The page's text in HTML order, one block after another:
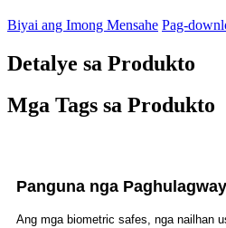
Biyai ang Imong Mensahe Pag-
Detalye sa Produkto
Mga Tags sa Produkto
Panguna nga Paghulagway
Ang mga biometric safes, nga nailhan